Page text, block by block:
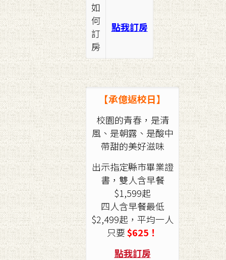
如
何
訂
房
點我訂房
【承億返校日】
校園的青春，是清
風、是朝露、是酸中
帶甜的美好滋味
出示指定縣市畢業證
書，雙人含早餐
$1,599起
四人含早餐最低
$2,499起，平均一人
只要$625！
點我訂房